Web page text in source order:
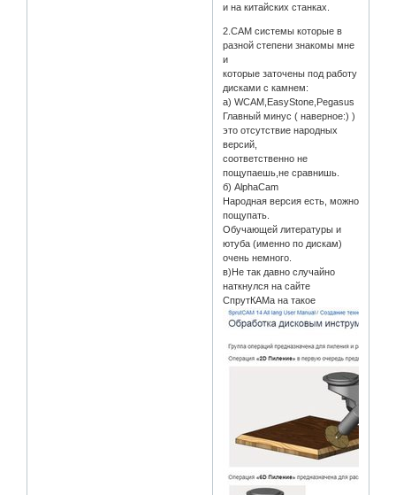
и на китайских станках.
2.САМ системы которые в
разной степени знакомы мне
и
которые заточены под работу
дисками с камнем:
а) WCAM,EasyStone,Pegasus
Главный минус ( наверное:) )
это отсутствие народных
версий,
соответственно не
пощупаешь,не сравнишь.
б) AlphaCam
Народная версия есть, можно
пощупать.
Обучающей литературы и
ютуба (именно по дискам)
очень немного.
в)Не так давно случайно
наткнулся на сайте
СпрутКАМа на такое